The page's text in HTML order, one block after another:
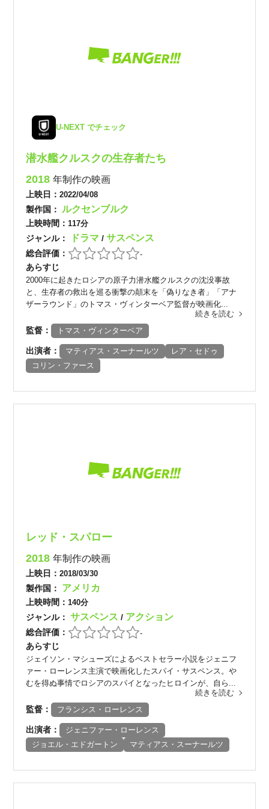
U-NEXT でチェック
潜水艦クルスクの生存者たち
2018年制作の映画
上映日：2022/04/08
製作国： ルクセンブルク
上映時間： 117分
ジャンル： ドラマ/サスペンス
総合評価： -
あらすじ
2000年に起きたロシアの原子力潜水艦クルスクの沈没事故
と、生存者の救出を巡る衝撃の顛末を「偽りなき者」「アナ
ザーラウンド」のトマス・ヴィンターベア監督が映画化...
続きを読む
監督： トマス・ヴィンターベア
出演者： マティアス・スーナールツ
レア・セドゥ
コリン・ファース
レッド・スパロー
2018年制作の映画
上映日：2018/03/30
製作国： アメリカ
上映時間： 140分
ジャンル：サスペンス/ アクション
総合評価： -
あらすじ
ジェイソン・マシューズによるベストセラー小説をジェニフ
ァー・ローレンス主演で映画化したスパイ・サスペンス。や
むを得ぬ事情でロシアのスパイとなったヒロインが、自ら...
続きを読む
監督： フランシス・ローレンス
出演者：
ジェニファー・ローレンス
ジョエル・エドガートン
マティアス・スーナールツ